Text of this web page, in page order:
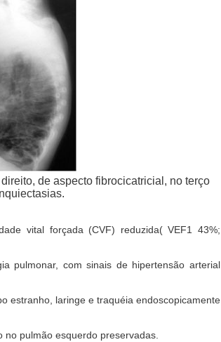
de aspecto fibrocicatricial, no terço
vital forçada (CVF) reduzida( VEF1 43%;
pulmonar, com sinais de hipertensão arterial
estranho, laringe e traquéia endoscopicamente
no pulmão esquerdo preservadas.